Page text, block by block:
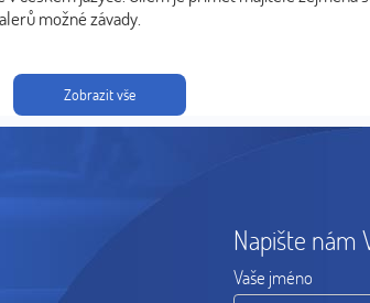
možné závady.
Zobrazit vše
Napište nám
Vaše jméno